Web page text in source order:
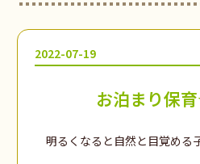
2022-07-19
お泊まり保
明るくなると自然と目覚める